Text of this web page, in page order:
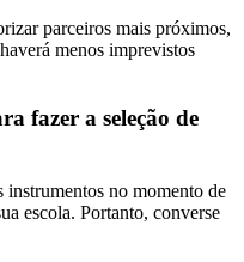
parceiros mais próximos,
menos imprevistos
fazer a seleção de
no momento de
escola. Portanto, converse